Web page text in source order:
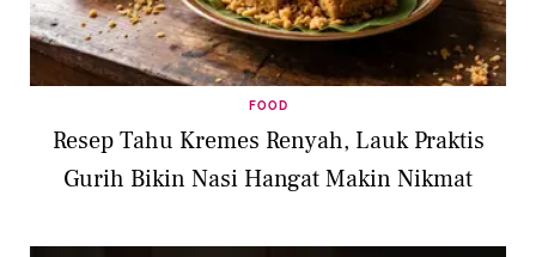
FOOD
Resep Tahu Kremes Renyah, Lauk Praktis
Gurih Bikin Nasi Hangat Makin Nikmat